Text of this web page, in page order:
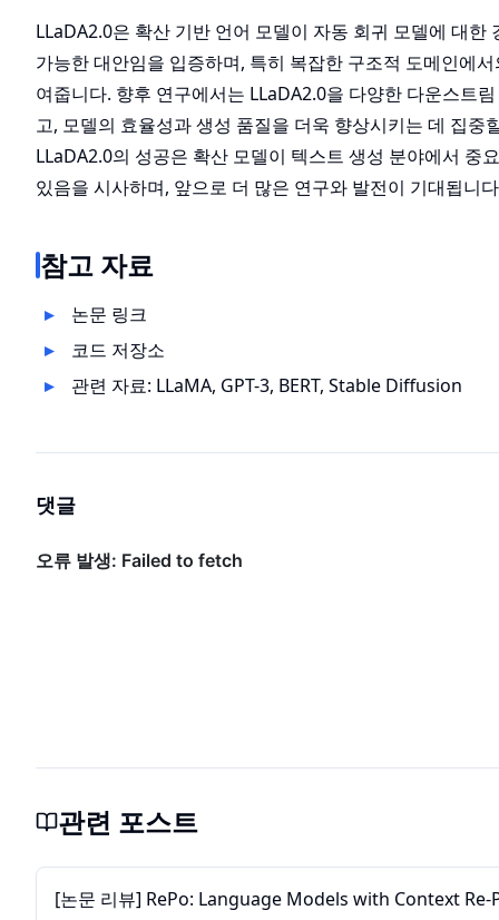
LLaDA2.0은 확산 기반 언어 모델이 자동 회귀 모델에 대한
가능한 대안임을 입증하며, 특히 복잡한 구조적 도메인에
여줍니다. 향후 연구에서는 LLaDA2.0을 다양한 다운스트
고, 모델의 효율성과 생성 품질을 더욱 향상시키는 데 집중
LLaDA2.0의 성공은 확산 모델이 텍스트 생성 분야에서 중
있음을 시사하며, 앞으로 더 많은 연구와 발전이 기대됩니
참고 자료
논문 링크
코드 저장소
관련 자료: LLaMA, GPT-3, BERT, Stable Diffusion
댓글
관련 포스트
[논문 리뷰] RePo: Language Models with Context